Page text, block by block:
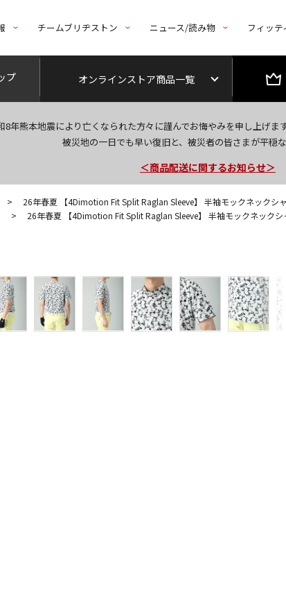
チームブリヂストン ニュース/読み物 フィッ
プ オンラインストア商品一覧
8年熊本地震により亡くなられた方々に謹んでお悔やみを申し上げま
被災地の一日でも早い復旧と、被災者の皆さまが平穏
今なら新規会員登録で1,000円
＜商品配送に関するお知らせ＞
＜夏季休暇中のご注文・発送・お
>
26年春夏 【4Dimotion Fit Split Raglan Sleeve】 半袖モックネックシ
> 26年春夏 【4Dimotion Fit Split Raglan Sleeve】 半袖モックネックシ